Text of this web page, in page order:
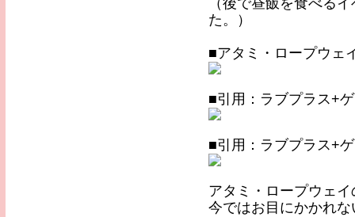
（後で昼飯を食べる
た。）
■アタミ・ロープウェ
■引用：ラブプラス+
■引用：ラブプラス+
アタミ・ロープウェ
今ではお目にかかれ